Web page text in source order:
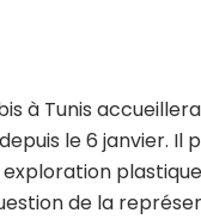
à Tunis
le 6 janvier.
de la